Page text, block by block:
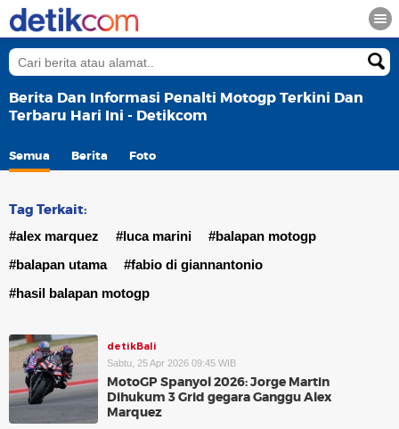
Berita Dan Informasi Penalti Motogp Terkini Dan
Terbaru Hari Ini - Detikcom
Semua Berita Foto
Tag Terkait:
#alex marquez #luca marini
#balapan motogp
#balapan utama
#fabio di giannantonio
#hasil balapan motogp
detikBali
Sabtu, 25 Apr 2026 09:45 WIB
MotoGP Spanyol 2026: Jorge Martin
Dihukum 3 Grid gegara Ganggu Alex
Marquez